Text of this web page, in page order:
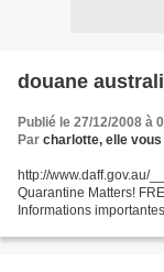
douane
Publié le 27/12/2008 à
Par charlotte, elle
http://www.daff.gov.au/
Quarantine Matters!
Informations